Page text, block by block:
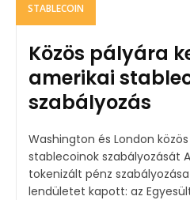
STABLECOIN
Közös pályára
amerikai
szabályozás
Washington és London
stablecoinok szabályozását A digitális dollár és a
tokenizált pénz
lendületet kapott: az